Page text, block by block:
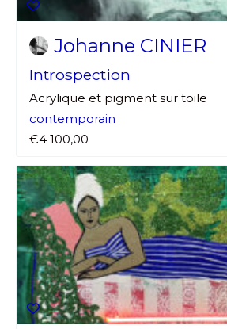
Johanne CINIER
Introspection
Acrylique et pigment sur toile
contemporain
€4 100,00